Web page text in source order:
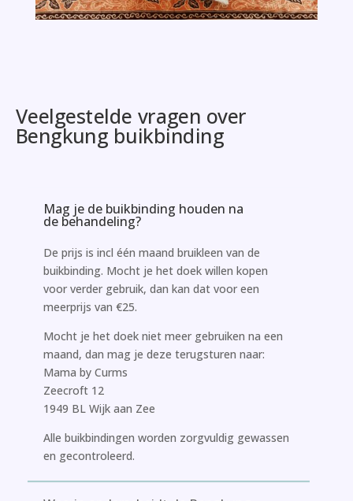
Veelgestelde vragen over
Bengkung buikbinding
Mag je de buikbinding houden na
de behandeling?
De prijs is incl één maand bruikleen van de
buikbinding. Mocht je het doek willen kopen
voor verder gebruik, dan kan dat voor een
meerprijs van €25.
Mocht je het doek niet meer gebruiken na een
maand, dan mag je deze terugsturen naar:
Mama by Curms
Zeecroft 12
1949 BL Wijk aan Zee
Alle buikbindingen worden zorgvuldig gewassen
en gecontroleerd.